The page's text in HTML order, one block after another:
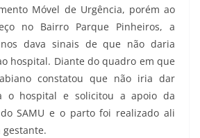
Móvel de Urgência, porém ao
no Bairro Parque Pinheiros, a
dava sinais de que não daria
hospital. Diante do quadro em que
constatou que não iria dar
o hospital e solicitou a apoio da
SAMU e o parto foi realizado ali
gestante.